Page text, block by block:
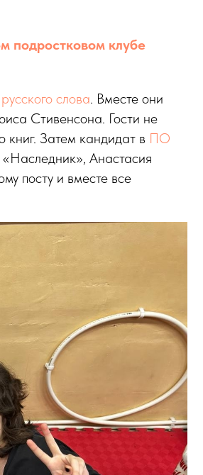
подростковом клубе
слова. Вместе они
Стивенсона. Гости не
книг. Затем кандидат в ПО
«Наследник», Анастасия
посту и вместе все